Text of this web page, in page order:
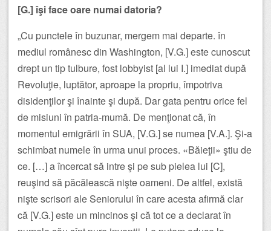
[G.] îşi face oare numai datoria?
„Cu punctele în buzunar, mergem mai departe. în
mediul românesc din Washington, [V.G.] este cunoscut
drept un tip tulbure, fost lobbyist [al lui I.] imediat după
Revoluţie, luptător, aproape la propriu, împotriva
disidenţilor şi înainte şi după. Dar gata pentru orice fel
de misiuni în patria-mumă. De menţionat că, în
momentul emigrării în SUA, [V.G.] se numea [V.A.]. Şi-a
schimbat numele în urma unui proces. «Băieţii» ştiu de
ce. […] a încercat să intre şi pe sub pielea lui [C],
reuşind să păcălească nişte oameni. De altfel, există
nişte scrisori ale Seniorului în care acesta afirmă clar
că [V.G.] este un mincinos şi că tot ce a declarat în